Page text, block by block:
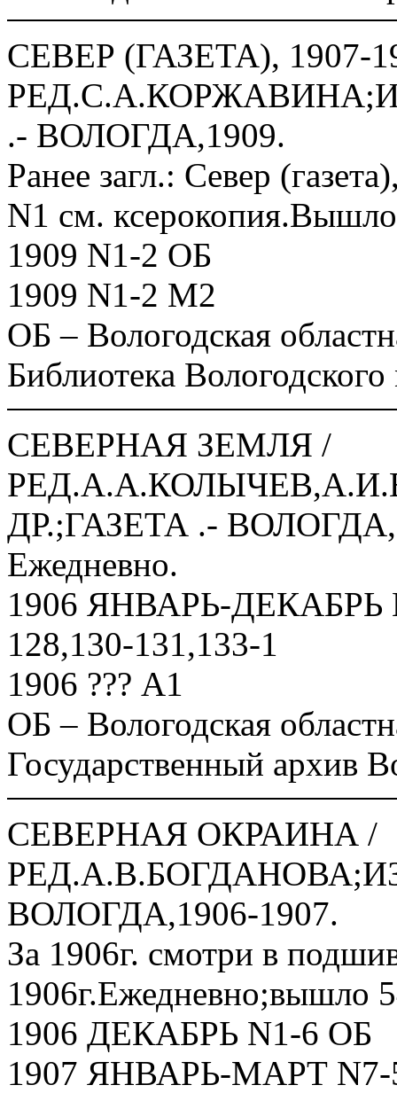
СЕВЕР (ГАЗЕТА), 1907-
.- ВОЛОГДА,1909.
Ранее загл.: Север
N1 см.
1909 N1-2 ОБ
1909 N1-2 М2
ОБ – Вологодская
Библиотека
СЕВЕРНАЯ ЗЕМЛЯ /
ДР.;ГАЗЕТА .-
Ежедневно.
1906 ЯНВАРЬ-ДЕКАБРЬ
128,130-131,133-1
1906 ??? А1
ОБ – Вологодская
Государственный архив
СЕВЕРНАЯ ОКРАИНА /
ВОЛОГДА,1906-1907.
За 1906г. смотри в
1906г.Ежедневно;вышло
1906 ДЕКАБРЬ N1-6 ОБ
1907 ЯНВАРЬ-МАРТ N7-